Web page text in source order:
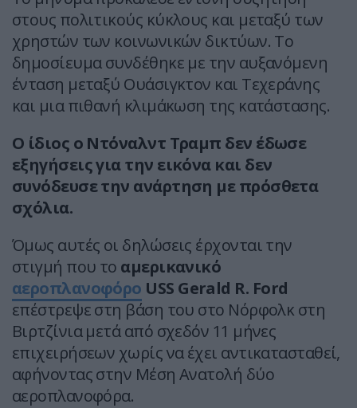
στους πολιτικούς κύκλους και μεταξύ των
χρηστών των κοινωνικών δικτύων. Το
δημοσίευμα συνδέθηκε με την αυξανόμενη
ένταση μεταξύ Ουάσιγκτον και Τεχεράνης
και μια πιθανή κλιμάκωση της κατάστασης.
Ο ίδιος ο Ντόναλντ Τραμπ δεν έδωσε
εξηγήσεις για την εικόνα και δεν
συνόδευσε την ανάρτηση με πρόσθετα
σχόλια.
Όμως αυτές οι δηλώσεις έρχονται την
στιγμή που το αμερικανικό
αεροπλανοφόρο USS Gerald R. Ford
επέστρεψε στη βάση του στο Νόρφολκ στη
Βιρτζίνια μετά από σχεδόν 11 μήνες
επιχειρήσεων χωρίς να έχει αντικατασταθεί,
αφήνοντας στην Μέση Ανατολή δύο
αεροπλανοφόρα.